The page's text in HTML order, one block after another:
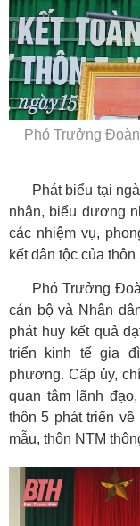
Phó Trưởng
Phát biểu tại
nhận, biểu dương
các nhiệm vụ,
kết dân tộc của thôn
Phó Trưởng
cán bộ và Nhân
phát huy kết quả
triển kinh tế gia
phương. Cấp ủy,
quan tâm lãnh
thôn 5 phát triển
mẫu, thôn NTM